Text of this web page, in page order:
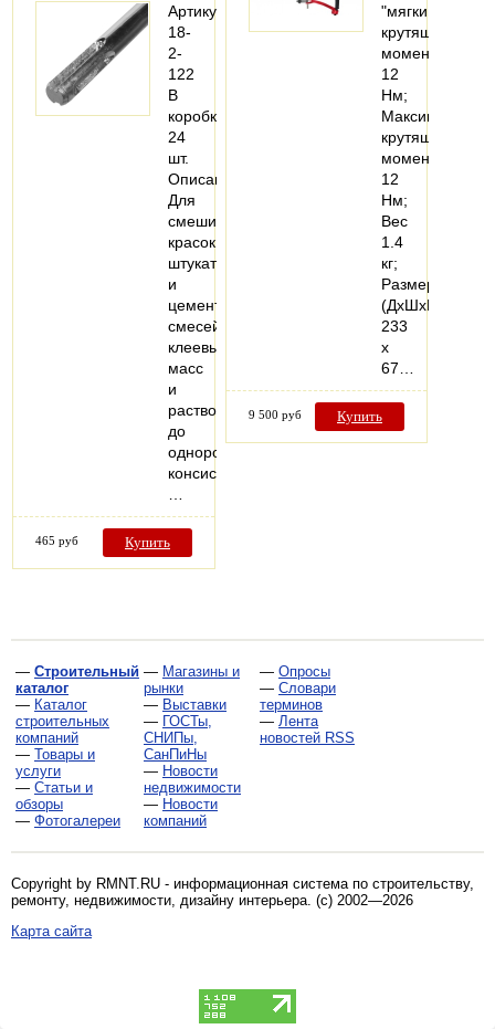
Артикул:
18-
2-
122
В
коробке:
24
шт.
Описание:
Для
смешивания
красок,
штукатурных
и
цементных
смесей,
клеевых
масс
и
растворов
до
однородной
консистенции.
465 руб Купить
"мягкий"
крутящий
момент
12
Нм;
Максимальный
крутящий
момент
12
Нм;
Вес
1.4
кг;
Размеры
(ДхШхВ)
233
x
67…
9 500 руб Купить
— Строительный
каталог
— Каталог
строительных
компаний
— Товары и
услуги
— Статьи и
обзоры
— Фотогалереи
— Магазины и
рынки
— Выставки
— ГОСТы,
СНИПы,
СанПиНы
— Новости
недвижимости
— Новости
компаний
— Опросы
— Словари
терминов
— Лента
новостей RSS
Copyright by RMNT.RU - информационная система по строительству,
ремонту, недвижимости, дизайну интерьера . (c) 2002—2026
Карта сайта